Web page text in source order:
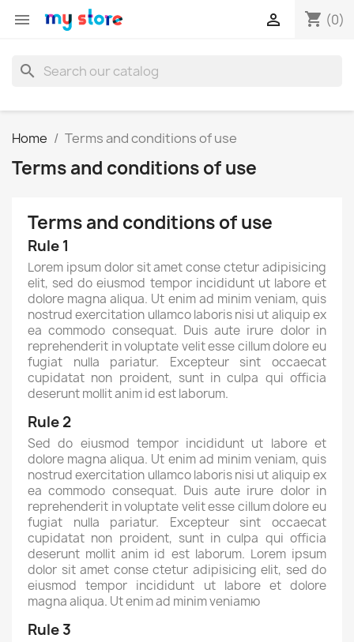
 shopping_cart (0)

search
Home Terms and conditions of use
Terms and conditions of use
Terms and conditions of use
Rule 1
Lorem ipsum dolor sit amet conse ctetur adipisicing
elit, sed do eiusmod tempor incididunt ut labore et
dolore magna aliqua. Ut enim ad minim veniam, quis
nostrud exercitation ullamco laboris nisi ut aliquip ex
ea commodo consequat. Duis aute irure dolor in
reprehenderit in voluptate velit esse cillum dolore eu
fugiat nulla pariatur. Excepteur sint occaecat
cupidatat non proident, sunt in culpa qui officia
deserunt mollit anim id est laborum.
Rule 2
Sed do eiusmod tempor incididunt ut labore et
dolore magna aliqua. Ut enim ad minim veniam, quis
nostrud exercitation ullamco laboris nisi ut aliquip ex
ea commodo consequat. Duis aute irure dolor in
reprehenderit in voluptate velit esse cillum dolore eu
fugiat nulla pariatur. Excepteur sint occaecat
cupidatat non proident, sunt in culpa qui officia
deserunt mollit anim id est laborum. Lorem ipsum
dolor sit amet conse ctetur adipisicing elit, sed do
eiusmod tempor incididunt ut labore et dolore
magna aliqua. Ut enim ad minim veniamю
Rule 3